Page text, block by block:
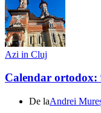
Azi in Cluj
Calendar ortodox:
De laAndrei